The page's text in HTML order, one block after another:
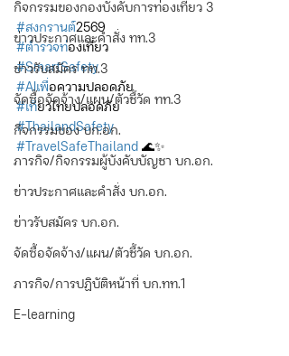
กิจกรรมของกองบังคับการท่องเที่ยว 3
ข่าวประกาศและคำสั่ง ทท.3
ข่าวรับสมัคร ทท.3
จัดซื้อจัดจ้าง/แผน/ตัวชี้วัด ทท.3
กิจกรรมของ บก.อก.
ภารกิจ/กิจกรรมผู้บังคับบัญชา บก.อก.
ข่าวประกาศและคำสั่ง บก.อก.
ข่าวรับสมัคร บก.อก.
จัดซื้อจัดจ้าง/แผน/ตัวชี้วัด บก.อก.
ภารกิจ/การปฏิบัติหน้าที่ บก.ทท.1
E-learning
#สงกรานต์2569
#ตำรวจท่องเที่ยว
#SmartSafety
#AIเพื่อความปลอดภัย
#เที่ยวไทยปลอดภัย
#ThailandSafety
#TravelSafeThailand 🌊✨